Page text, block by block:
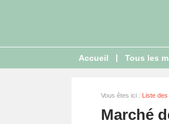
Accueil | Tous les
Vous êtes ici : Liste
Marché